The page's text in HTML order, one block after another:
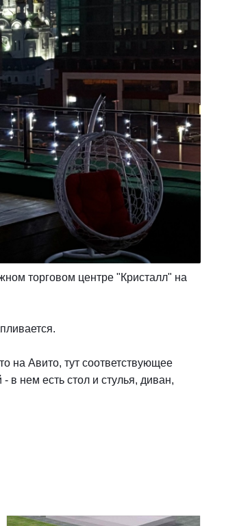
торговом центре "Кристалл" на
на Авито, тут соответствующее
в нем есть стол и стулья, диван,